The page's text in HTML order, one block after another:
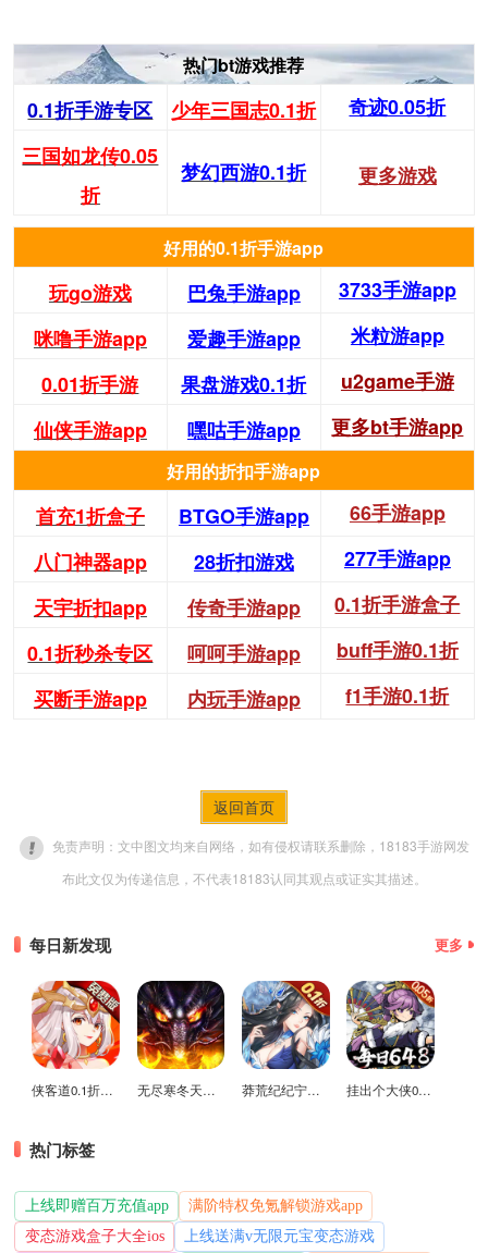
热门bt游戏推荐
0.1折手游专区 少年三国志0.1折
奇迹0.05折
三国如龙传0.05
折
梦幻西游0.1折 更多游戏
好用的0.1折手游app
玩go游戏 巴兔手游app
3733手游app
咪噜手游app
爱趣手游app
米粒游app
0.01折手游
果盘游戏0.1折
u2game手游
仙侠手游app
嘿咕手游app 更多bt手游app
好用的折扣手游app
首充1折盒子 BTGO手游app
66手游app
八门神器app
28折扣游戏
277手游app
天宇折扣app
传奇手游app
0.1折手游盒子
0.1折秒杀专区
呵呵手游app
buff手游0.1折
买断手游app
内玩手游app f1手游0.1折
返回首页
免责声明：文中图文均来自网络，如有侵权请联系删除，18183手游网发
布此文仅为传递信息，不代表18183认同其观点或证实其描述。
每日新发现 更多
侠客道0.1折变态版 无尽寒冬天蛇新春送礼版 莽荒纪纪宁传奇0.1折送无限连抽版 挂出个大侠0.05折免单福利版
热门标签
上线即赠百万充值app
满阶特权免氪解锁游戏app
变态游戏盒子大全ios
上线送满v无限元宝变态游戏